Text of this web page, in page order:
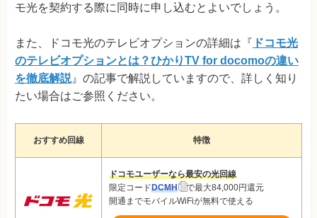
モ光を契約する際に同時に申し込むとよいでしょう。
また、ドコモ光のテレビオプションの詳細は『 ドコモ光
のテレビオプションとは？ひかりTV for docomoの違い
を徹底解説』の記事で解説していますので、詳しく知り
たい場合はご参照ください。
おすすめ回線 特徴
ドコモユーザーなら最安の光回線
限定コードDCMH
で最大84,000円還元
開通までモバイルWiFiが無料で使える